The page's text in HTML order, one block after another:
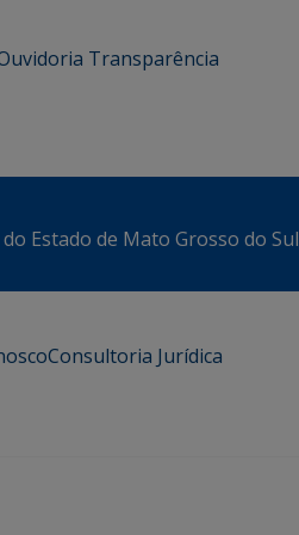
Transparência
Estado de Mato Grosso do Sul
Consultoria Jurídica